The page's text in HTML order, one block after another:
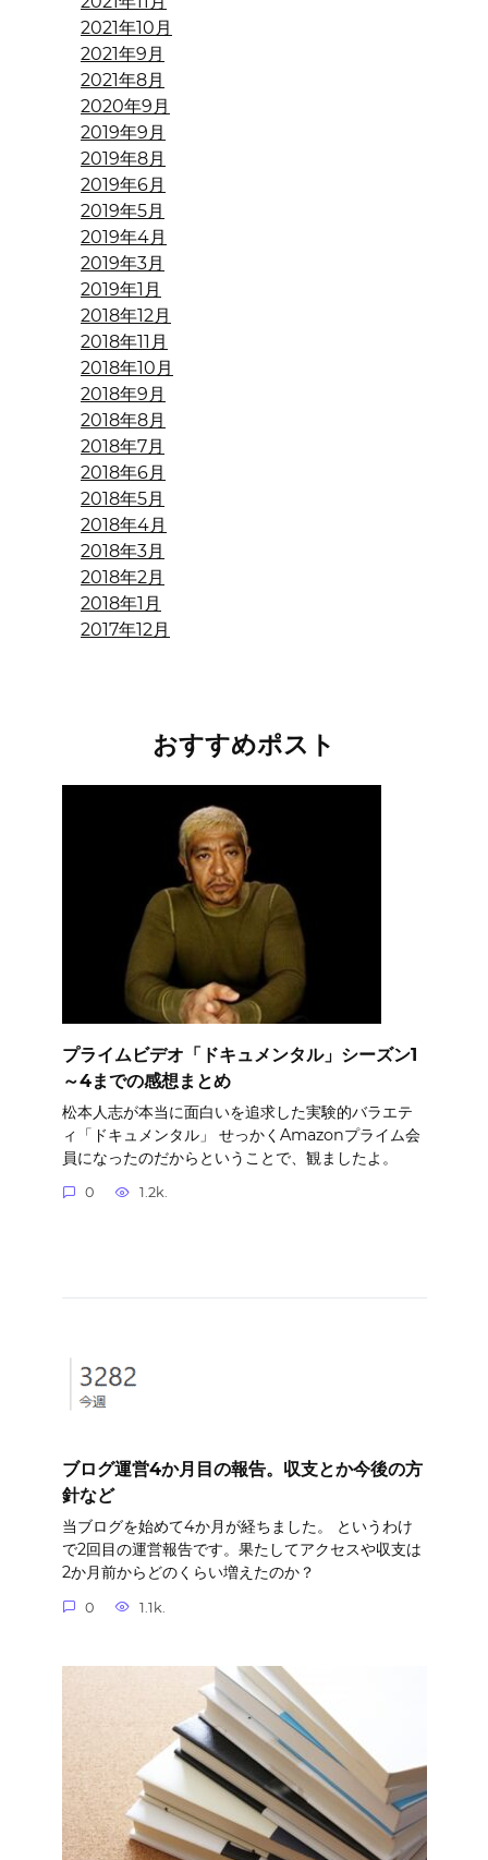
2021年10月
2021年9月
2021年8月
2020年9月
2019年9月
2019年8月
2019年6月
2019年5月
2019年4月
2019年3月
2019年1月
2018年12月
2018年11月
2018年10月
2018年9月
2018年8月
2018年7月
2018年6月
2018年5月
2018年4月
2018年3月
2018年2月
2018年1月
2017年12月
おすすめポスト
プライムビデオ「ドキュメンタル」シーズン1
～4までの感想まとめ
松本人志が本当に面白いを追求した実験的バラエテ
ィ「ドキュメンタル」 せっかくAmazonプライム会
員になったのだからということで、観ましたよ。
0 1.2k.
ブログ運営4か月目の報告。収支とか今後の方
針など
当ブログを始めて4か月が経ちました。 というわけ
で2回目の運営報告です。果たしてアクセスや収支は
2か月前からどのくらい増えたのか？
0 1.1k.